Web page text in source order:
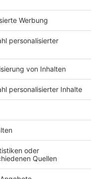
Hotline
Newsletter